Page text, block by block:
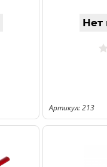
Нет
Артикул: 213